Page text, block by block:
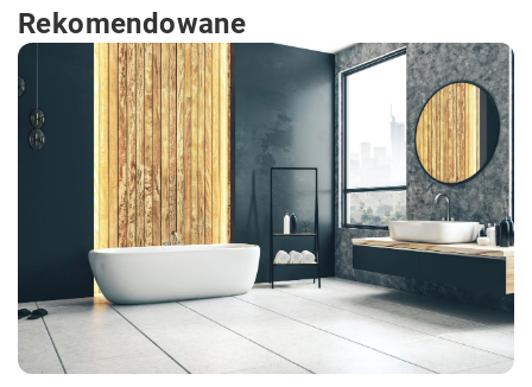
Rekomendowane